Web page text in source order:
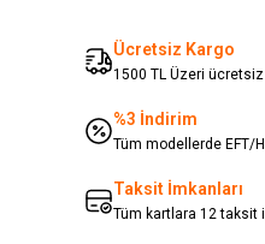
Ücretsiz Kargo
1500 TL Üzeri ücretsiz
%3 İndirim
Tüm modellerde EFT/
Taksit İmkanları
Tüm kartlara 12 taksit